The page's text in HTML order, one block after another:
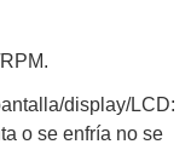
display/LCD:
o se enfría no se